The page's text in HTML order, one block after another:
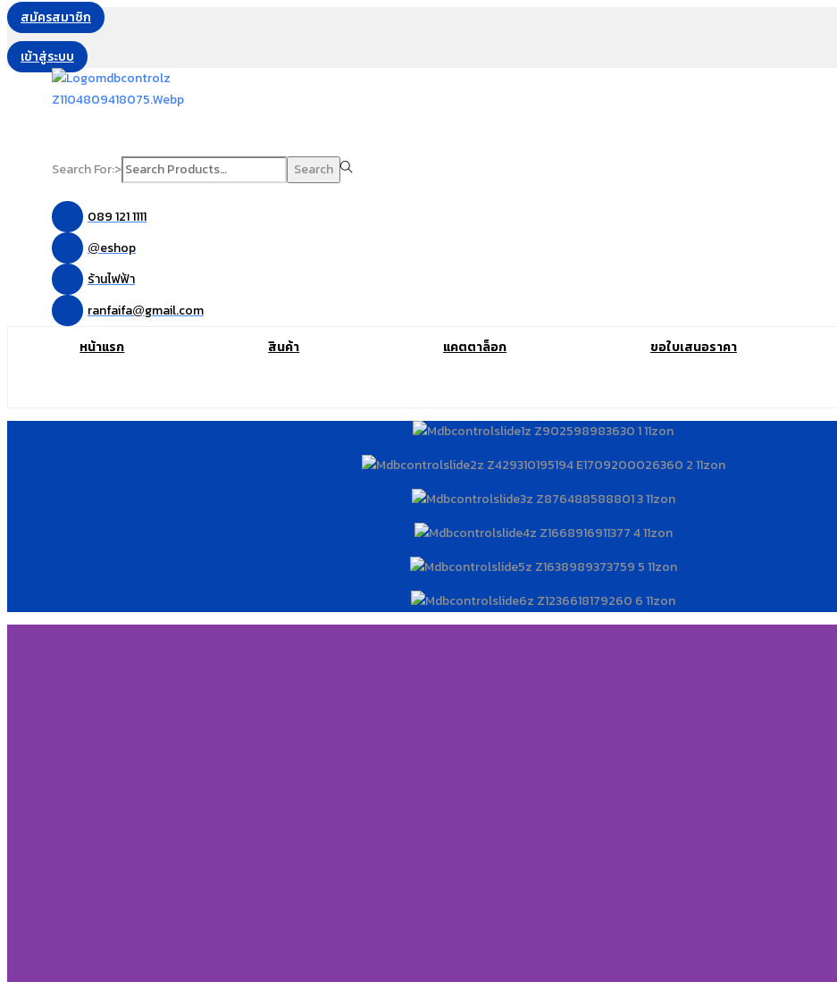
สมัครสมาชิก
เข้าสู่ระบบ
Search For:> Search
089 121 1111
@eshop
ร้านไฟฟ้า
ranfaifa@gmail.com
หน้าแรก
สินค้า แคตตาล็อก ขอใบเสนอราคา